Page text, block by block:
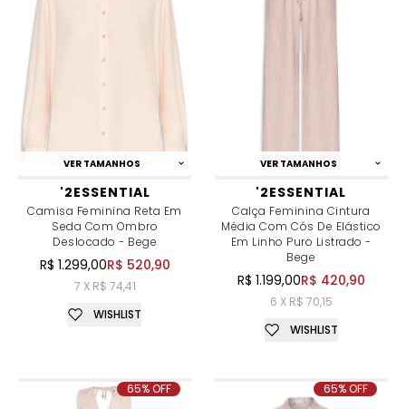
VER TAMANHOS
'2ESSENTIAL
Camisa Feminina Reta Em
Seda Com Ombro
Deslocado - Bege
R$ 1.299,00R$ 520,90
7 X R$ 74,41
WISHLIST
VER TAMANHOS
'2ESSENTIAL
Calça Feminina Cintura
Média Com Cós De Elástico
Em Linho Puro Listrado -
Bege
R$ 1.199,00R$ 420,90
6 X R$ 70,15
WISHLIST
65% OFF 65% OFF